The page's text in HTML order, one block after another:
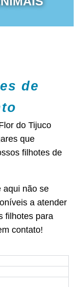
de
do Tijuco
que
filhotes de
aqui não se
a atender
filhotes para
contato!